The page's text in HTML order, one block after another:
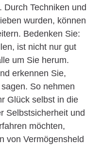
Techniken und
wurden, können
Bedenken Sie:
ist nicht nur gut
um Sie herum.
erkennen Sie,
So nehmen
Glück selbst in die
Selbstsicherheit und
möchten,
von Vermögensheld